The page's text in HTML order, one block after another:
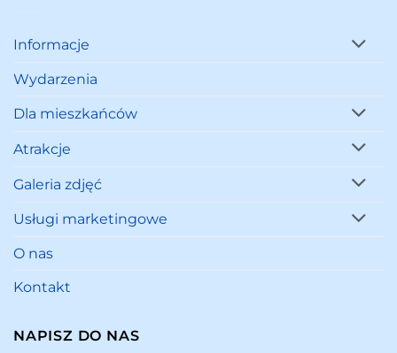
Informacje
Wydarzenia
Dla mieszkańców
Atrakcje
Galeria zdjęć
Usługi marketingowe
O nas
Kontakt
NAPISZ DO NAS